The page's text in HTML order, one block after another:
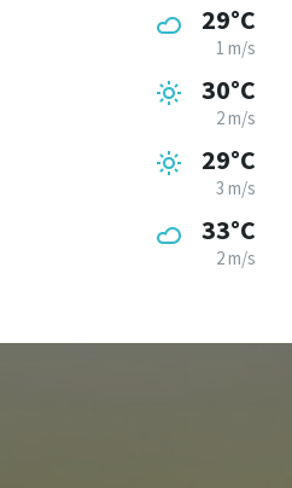
29°C
1 m/s
30°C
2 m/s
29°C
3 m/s
33°C
2 m/s